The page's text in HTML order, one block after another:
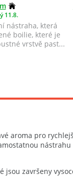
11.8.
nástraha, která
boilie, které je
vrstvě past...
aroma pro
završeny